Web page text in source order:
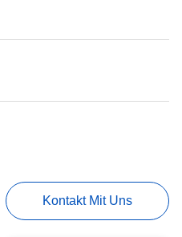
Kontakt Mit Uns